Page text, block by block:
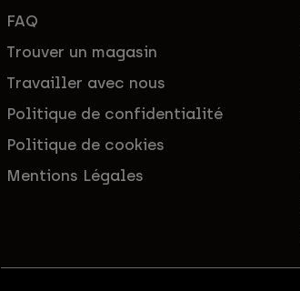
FAQ
Trouver un magasin
Travailler avec nous
Politique de confidentialité
Politique de cookies
Mentions Légales